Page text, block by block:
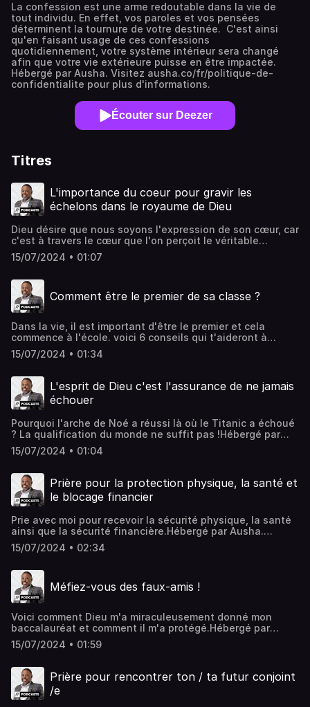
La confession est une arme redoutable dans la vie de
tout individu. En effet, vos paroles et vos pensées
déterminent la tournure de votre destinée. C'est ainsi
qu'en faisant usage de ces confessions
quotidiennement, votre système intérieur sera changé
afin que votre vie extérieure puisse en être impactée.
Hébergé par Ausha. Visitez ausha.co/fr/politique-de-
confidentialite pour plus d'informations.
Écouter sur Deezer
Titres
L'importance du coeur pour gravir les
échelons dans le royaume de Dieu
Dieu désire que nous soyons l'expression de son cœur, car
c'est à travers le cœur que l'on perçoit le véritable
caractère.Hébergé par Ausha. Visitez ausha.co/politique-
de-confidentialite pour plus d'informations.
15/07/2024 • 01:07
Comment être le premier de sa classe ?
Dans la vie, il est important d'être le premier et cela
commence à l'école. voici 6 conseils qui t'aideront à
exceller dans tes études.Hébergé par Ausha. Visitez
ausha.co/politique-de-confidentialite pour plus
15/07/2024 • 01:34
L'esprit de Dieu c'est l'assurance de ne jamais
échouer
Pourquoi l'arche de Noé a réussi là où le Titanic a échoué
? La qualification du monde ne suffit pas !Hébergé par
Ausha. Visitez ausha.co/politique-de-confidentialite pour
plus d'informations.
15/07/2024 • 01:04
Prière pour la protection physique, la santé et
le blocage financier
Prie avec moi pour recevoir la sécurité physique, la santé
ainsi que la sécurité financière.Hébergé par Ausha.
Visitez ausha.co/politique-de-confidentialite pour plus
d'informations.
15/07/2024 • 02:34
Méfiez-vous des faux-amis !
Voici comment Dieu m'a miraculeusement donné mon
baccalauréat et comment il m'a protégé.Hébergé par
Ausha. Visitez ausha.co/politique-de-confidentialite pour
plus d'informations.
15/07/2024 • 01:59
Prière pour rencontrer ton / ta futur conjoint
/e